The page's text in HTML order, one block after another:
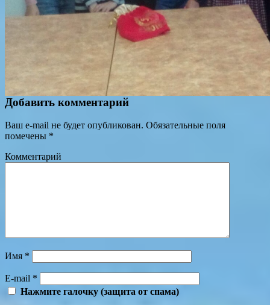
Добавить комментарий
Ваш e-mail не будет опубликован. Обязательные поля
помечены *
Комментарий
Имя *
E-mail *
Нажмите галочку (защита от спама)